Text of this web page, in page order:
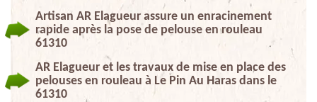
Artisan AR Elagueur assure un enracinement
rapide après la pose de pelouse en rouleau
61310
AR Elagueur et les travaux de mise en place des
pelouses en rouleau à Le Pin Au Haras dans le
61310